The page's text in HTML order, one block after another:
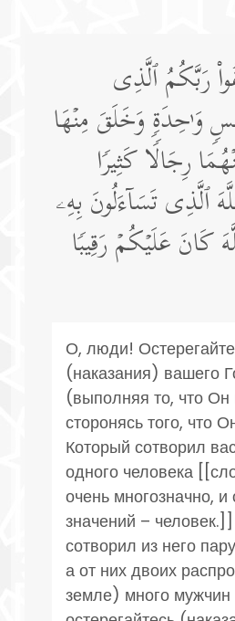
رَبَّكُمُ ٱلَّذِی
وَ ٰ⁠حِدَةࣲ وَخَلَقَ مِنۡهَا
رِجَالࣰا كَثِیرࣰا
ٱلَّذِی تَسَاۤءَلُونَ بِهِۦ
كَانَ عَلَیۡكُمۡ رَقِیبࣰا
О, люди!
(наказания) вашего
(выполняя то, что Он
сторонясь того, что
Который сотворил
одного человека
очень многозначно, и
значений –
сотворил из него
а от них двоих
земле) много